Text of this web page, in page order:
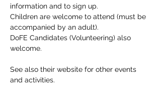
information and to sign up.
Children are welcome to attend (must be
accompanied by an adult).
DoFE Candidates (Volunteering) also
welcome.
See also their website for other events
and activities.